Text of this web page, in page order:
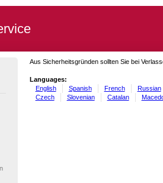
Aus Sicherheitsgründen sollten Sie bei
Languages:
English
Spanish French Russian
Czech
Slovenian Catalan